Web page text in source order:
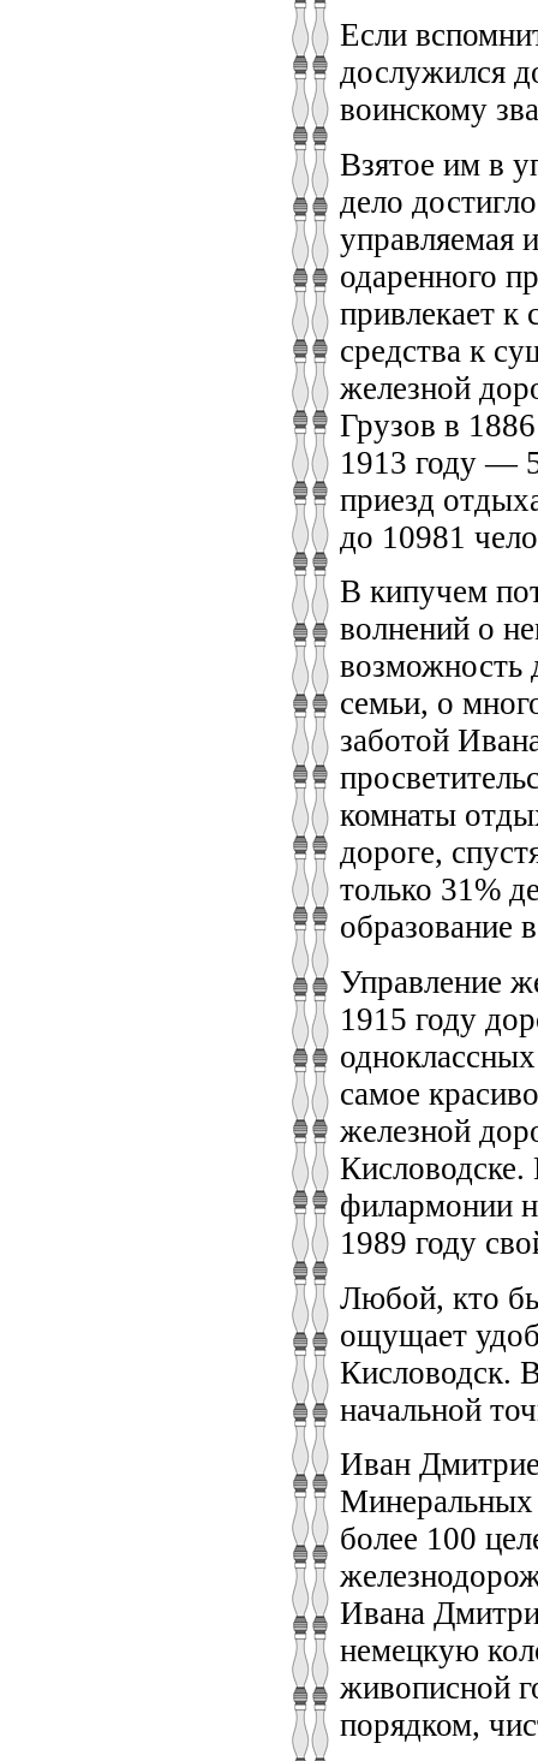
Если
дослужился
воинскому
Взятое им в
дело
управляемая
одаренного
привлекает к
средства к
железной
Грузов в
1913 году —
приезд
до 10981
В кипучем
волнений о
возможность
семьи, о
заботой
комнаты
дороге,
только 31%
образование
Управление
1915 году
самое
железной
Кисловодске.
филармонии
1989 году
Любой, кто
ощущает
Кисловодск.
начальной
Иван
Минеральных
более 100
Ивана
немецкую
живописной
порядком,